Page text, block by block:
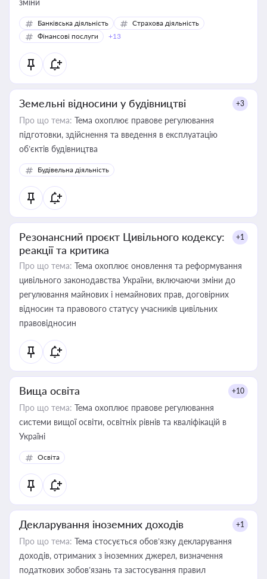
зміни
Банківська діяльність
Страхова діяльність
Фінансові послуги
+13
Земельні відносини у будівництві +3
Про що тема: Тема охоплює правове регулювання
підготовки, здійснення та введення в експлуатацію
об’єктів будівництва
Будівельна діяльність
Резонансний проєкт Цивільного кодексу:
реакції та критика
+1
Про що тема: Тема охоплює оновлення та реформування
цивільного законодавства України, включаючи зміни до
регулювання майнових і немайнових прав, договірних
відносин та правового статусу учасників цивільних
правовідносин
Вища освіта +10
Про що тема: Тема охоплює правове регулювання
системи вищої освіти, освітніх рівнів та кваліфікацій в
Україні
Освіта
Декларування іноземних доходів +1
Про що тема: Тема стосується обов’язку декларування
доходів, отриманих з іноземних джерел, визначення
податкових зобов’язань та застосування правил